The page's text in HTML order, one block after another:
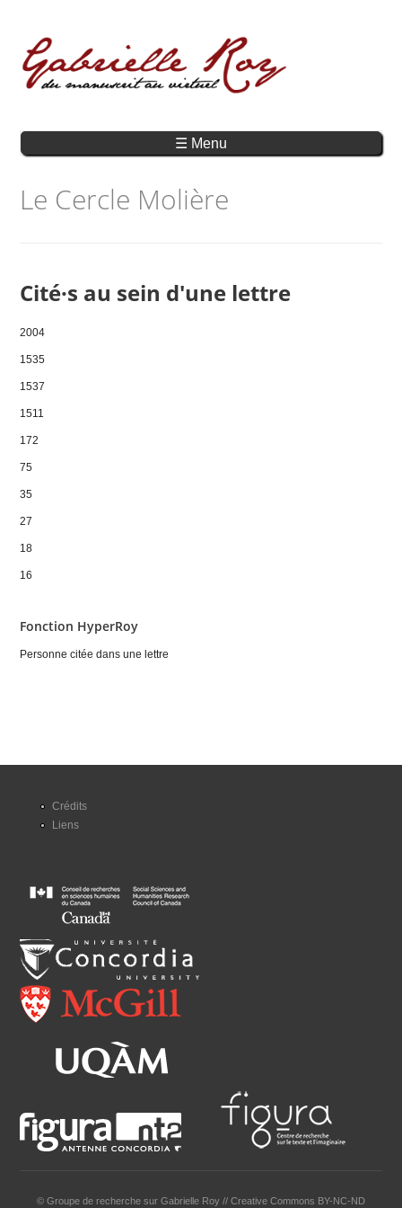
☰ Menu
Le Cercle Molière
Cité·s au sein d'une lettre
2004
1535
1537
1511
172
75
35
27
18
16
Fonction HyperRoy
Personne citée dans une lettre
Crédits
Liens
© Groupe de recherche sur Gabrielle Roy // Creative Commons BY-NC-ND